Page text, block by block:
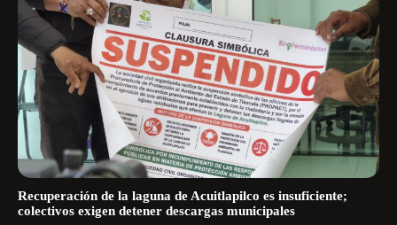
Recuperación de la laguna de Acuitlapilco es insuficiente;
colectivos exigen detener descargas municipales